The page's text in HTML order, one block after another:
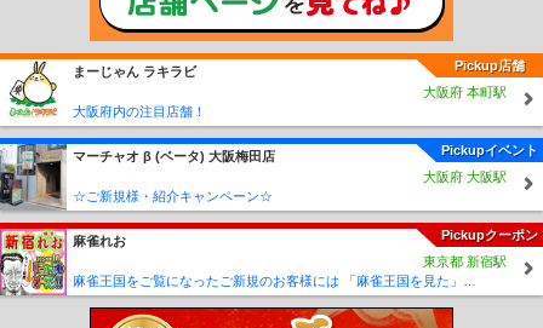
高清水駅 北里大学前駅 工業高校前駅 ひがし野団地駅 十和田市駅
諏訪ノ平駅 剣吉駅 苫米地駅 北高岩駅 筒井駅
Pickup店舗
まーじゃん ラキラビ
大阪府 本町駅
大阪府内の注目店舗！
Pickupイベント
マーチャオ β (ベータ) 大阪梅田店
大阪府 大阪駅
☆ご新規様・紹介キャンペーン☆
Pickupクーポン
麻雀れお
東京都 新宿駅